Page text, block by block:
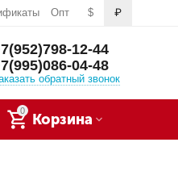
$ ₽
Опт
12-44
04-48
обратный звонок
0
Корзина